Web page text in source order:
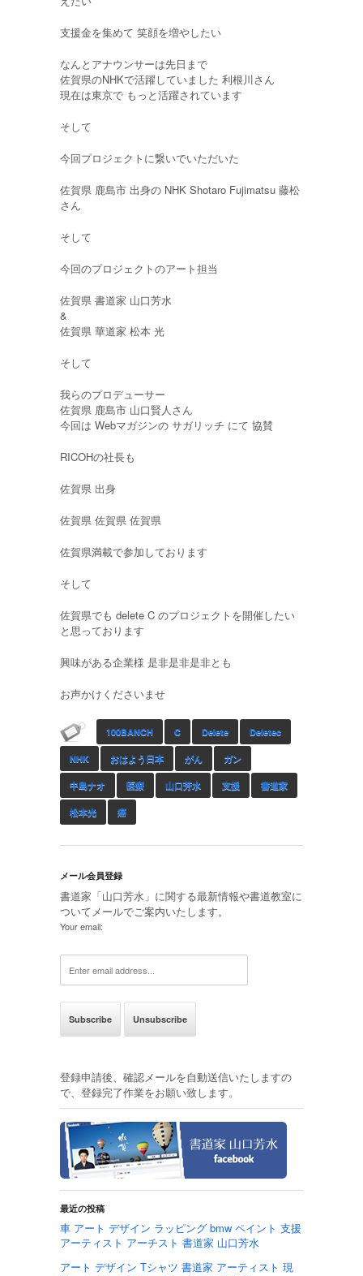
支援金を集めて 笑顔を増やしたい
なんとアナウンサーは先日まで
佐賀県のNHKで活躍していました 利根川さん
現在は東京で もっと活躍されています
そして
今回プロジェクトに繋いでいただいた
佐賀県 鹿島市 出身の NHK Shotaro Fujimatsu 藤松
さん
そして
今回のプロジェクトのアート担当
佐賀県 書道家 山口芳水
&
佐賀県 華道家 松本 光
そして
我らのプロデューサー
佐賀県 鹿島市 山口賢人さん
今回は Webマガジンの サガリッチ にて 協賛
RICOHの社長も
佐賀県 出身
佐賀県 佐賀県 佐賀県
佐賀県満載で参加しております
そして
佐賀県でも delete C のプロジェクトを開催したい
と思っております
興味がある企業様 是非是非是非とも
お声かけくださいませ
100BANCH C Delete Deletec
NHK おはよう日本 がん ガン
中島ナオ 医療 山口芳水 支援 書道家
松本光 癌
メール会員登録
書道家「山口芳水」に関する最新情報や書道教室に
ついてメールでご案内いたします。
Your email:
登録申請後、確認メールを自動送信いたしますの
で、登録完了作業をお願い致します。
最近の投稿
車 アート デザイン ラッピング bmw ペイント 支援
アーティスト アーチスト 書道家 山口芳水
アート デザイン Tシャツ 書道家 アーティスト 現